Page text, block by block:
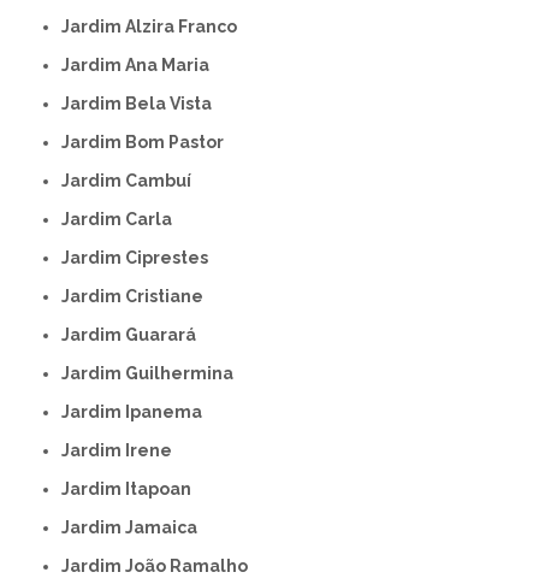
Jardim Alzira Franco
Jardim Ana Maria
Jardim Bela Vista
Jardim Bom Pastor
Jardim Cambuí
Jardim Carla
Jardim Ciprestes
Jardim Cristiane
Jardim Guarará
Jardim Guilhermina
Jardim Ipanema
Jardim Irene
Jardim Itapoan
Jardim Jamaica
Jardim João Ramalho